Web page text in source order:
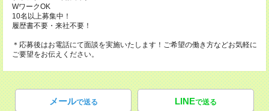
WワークOK
10名以上募集中！
履歴書不要・来社不要！
＊応募後はお電話にて面談を実施いたします！ご希望の働き方などお気軽に
ご要望をお伝えください。
メールで送る LINEで送る